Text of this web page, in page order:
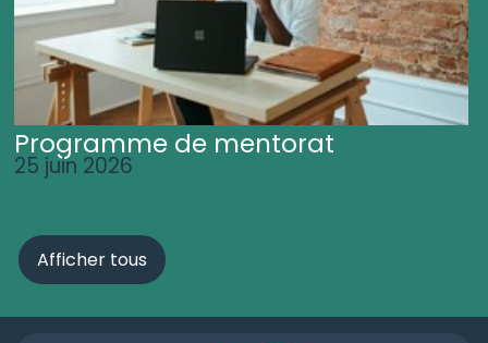
Programme de mentorat
25 juin 2026
Afficher tous